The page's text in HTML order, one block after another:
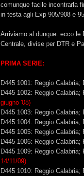
comunque facile incontrarla
in testa agli Exp 905/908 e
Arriviamo al dunque: ecco le
Centrale, divise per DTR e
PRIMA SERIE:
D445 1001: Reggio Calabria;
D445 1002: Reggio Calabria;
giugno '08)
D445 1003: Reggio Calabria;
D445 1004: Reggio Calabria;
D445 1005: Reggio Calabria;
D445 1006: Reggio Calabria;
D445 1009: Reggio Calabria;
14/11/09)
D445 1010: Reggio Calabria;